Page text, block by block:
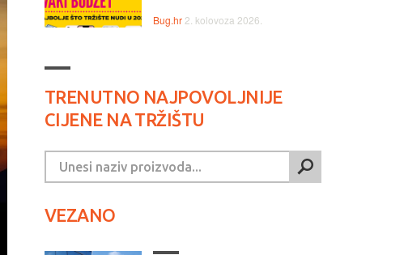
Bug.hr 2. kolovoza 2026.
TRENUTNO NAJPOVOLJNIJE
CIJENE NA TRŽIŠTU
VEZANO